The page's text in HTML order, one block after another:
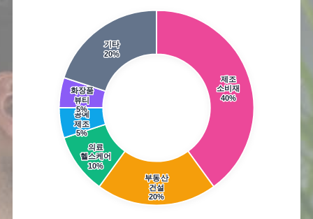
제조
소비재
40%
부동산
건설
20%
의료
헬스케어
10%
공예
제조
5%
화장품
뷰티
5%
기타
20%